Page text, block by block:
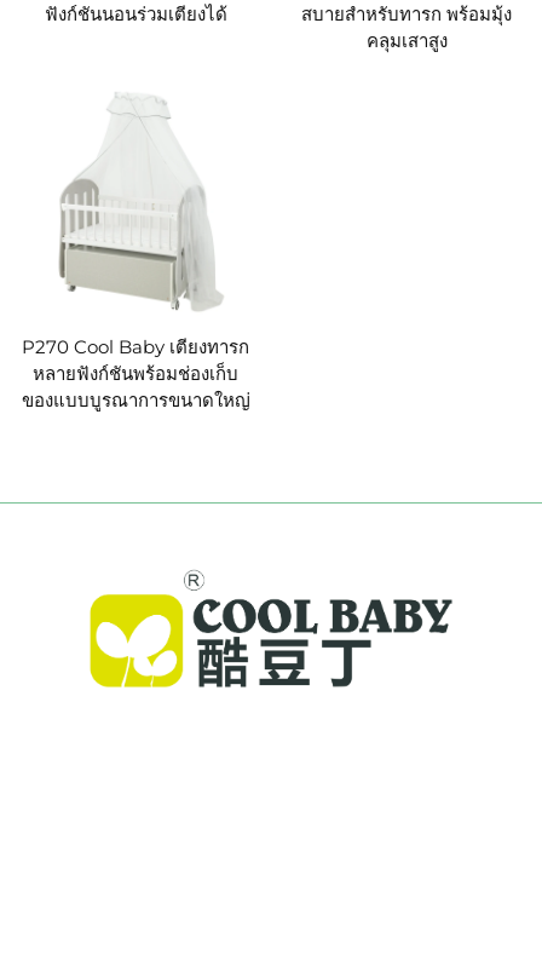
ฟังก์ชันนอนร่วมเตียงได้
สบายสำหรับทารก พร้อมมุ้ง
คลุมเสาสูง
P270 Cool Baby เตียงทารก
หลายฟังก์ชันพร้อมช่องเก็บ
ของแบบบูรณาการขนาดใหญ่